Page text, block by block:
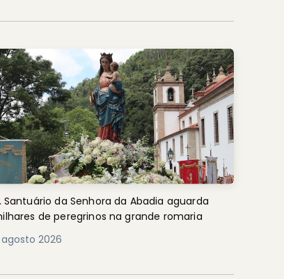
Santuário da Senhora da Abadia aguarda
de peregrinos na grande romaria
2026